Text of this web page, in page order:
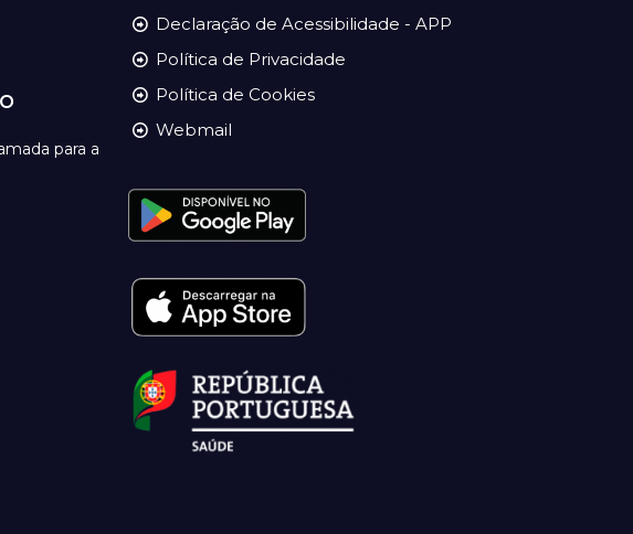
para a
Declaração de Acessibilidade - APP
Política de Privacidade
Política de Cookies
Webmail